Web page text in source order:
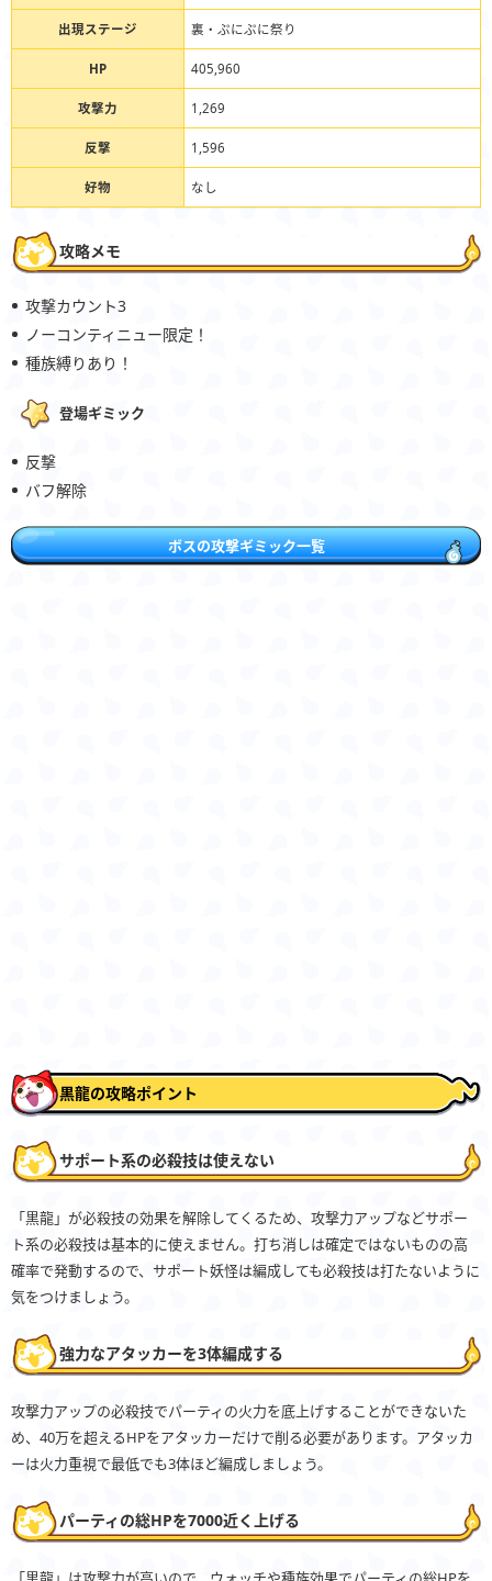
出現ステージ 裏・ぷにぷに祭り
HP 405,960
攻撃力 1,269
反撃 1,596
好物 なし
攻略メモ
攻撃カウント3
ノーコンティニュー限定！
種族縛りあり！
登場ギミック
反撃
バフ解除
ボスの攻撃ギミック一覧
黒龍の攻略ポイント
サポート系の必殺技は使えない
「黒龍」が必殺技の効果を解除してくるため、攻撃力アップなどサポー
ト系の必殺技は基本的に使えません。打ち消しは確定ではないものの高
確率で発動するので、サポート妖怪は編成しても必殺技は打たないように
気をつけましょう。
強力なアタッカーを3体編成する
攻撃力アップの必殺技でパーティの火力を底上げすることができないた
め、40万を超えるHPをアタッカーだけで削る必要があります。アタッカ
ーは火力重視で最低でも3体ほど編成しましょう。
パーティの総HPを7000近く上げる